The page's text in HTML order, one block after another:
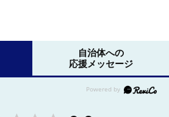
自治体への
応援メッセージ